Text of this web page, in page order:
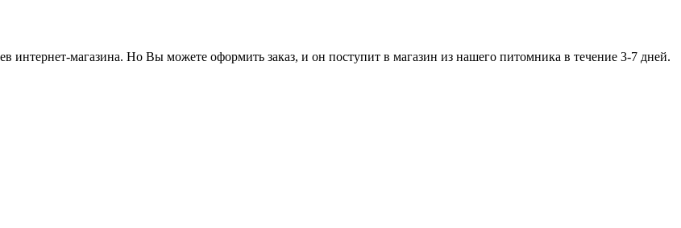
интернет-магазина. Но Вы можете оформить заказ, и он поступит в магазин из нашего питомника в течение 3-7 дней.